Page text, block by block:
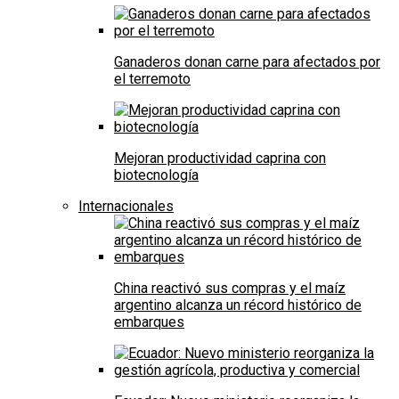
Ganaderos donan carne para afectados por
el terremoto
Mejoran productividad caprina con
biotecnología
Internacionales
China reactivó sus compras y el maíz
argentino alcanza un récord histórico de
embarques